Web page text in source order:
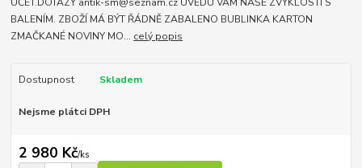
BALENÍM. ZBOŽÍ MÁ BÝT ŘÁDNĚ ZABALENO BUBLINKA KARTON
ZMAČKANÉ NOVINY MO... celý popis
Dostupnost Skladem
Nejsme plátci DPH
2 980 Kč/ks